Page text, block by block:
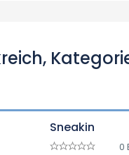
Sneakin
0